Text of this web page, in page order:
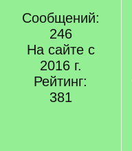
Сообщений:
246
На сайте с
2016 г.
Рейтинг:
381